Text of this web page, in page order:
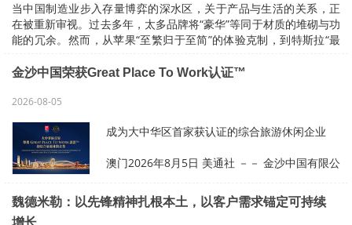
当中国制造业步入存量博弈的深水区，关于产品与生活的关系，正
在被重新审视。过去多年，太多品牌将“豪华”等同于材质的堆砌与功
能的冗余。然而，从苹果“至繁归于至简”的体验克制，到特斯拉“最
金沙中国荣获Great Place To Work认证™
2026-08-05
成为大中华区首家获认证的综合旅游休闲企业
澳门2026年8月5日 美通社 －－ 金沙中国有限公
次参与全球职场文化权威机构Great Place To
Work™ 评选，即通过国际标准获颁Gr…
魏德米勒：以先锋精神扎根本土，以客户需求锚定可持续
增长